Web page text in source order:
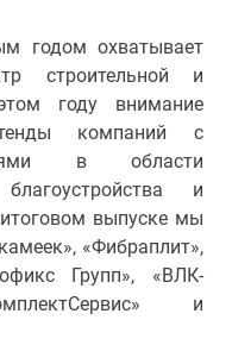
годом охватывает
строительной и
году внимание
компаний с
в области
и
выпуске мы
«Фибраплит»,
Групп», «ВЛК-
и